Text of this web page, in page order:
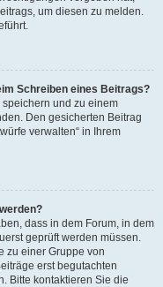
um diesen zu melden.
Schreiben eines Beitrags?
und zu einem
Den gesicherten Beitrag
verwalten“ in Ihrem
dass in dem Forum, in dem
geprüft werden müssen.
zu einer Gruppe von
erst begutachten
Bitte kontaktieren Sie die